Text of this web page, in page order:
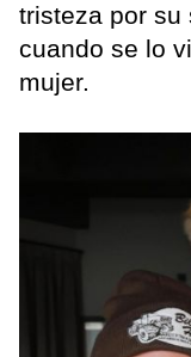
tristeza por su
cuando se lo
mujer.